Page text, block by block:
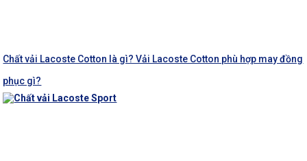
Chất vải Lacoste Cotton là gì? Vải Lacoste Cotton phù hợp may đồng
phục gì?